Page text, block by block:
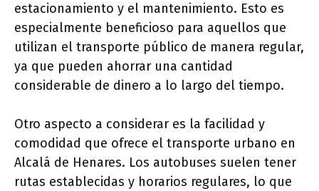
estacionamiento y el mantenimiento. Esto es
especialmente beneficioso para aquellos que
utilizan el transporte público de manera regular,
ya que pueden ahorrar una cantidad
considerable de dinero a lo largo del tiempo.
Otro aspecto a considerar es la facilidad y
comodidad que ofrece el transporte urbano en
Alcalá de Henares. Los autobuses suelen tener
rutas establecidas y horarios regulares, lo que